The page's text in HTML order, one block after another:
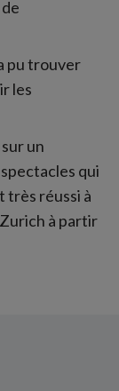
pu trouver
les
un
qui
très réussi à
à partir